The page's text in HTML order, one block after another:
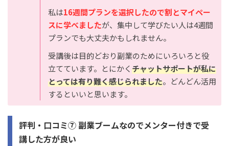
私は16週間プランを選択したので割とマイペー
スに学べましたが、集中して学びたい人は4週間
プランでも大丈夫かもしれません。
受講後は目的どおり副業のためにいろいろと役
立てています。とにかくチャットサポートが私に
とっては有り難く感じられました。どんどん活用
するといいと思います。
評判・口コミ⑦ 副業ブームなのでメンター付きで受
講した方が良い